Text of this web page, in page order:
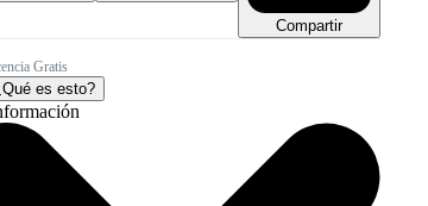
Compartir
Gratis
es esto?